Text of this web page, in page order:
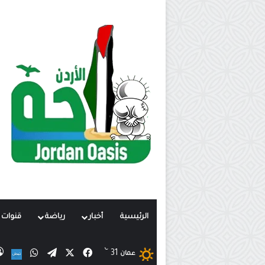
الرئيسية أخبار رياضة قنوات
عمان 31
℃ فيسبوك تيلقرام